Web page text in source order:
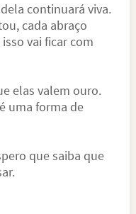
continuará viva.
cada abraço
vai ficar com
elas valem ouro.
uma forma de
que saiba que